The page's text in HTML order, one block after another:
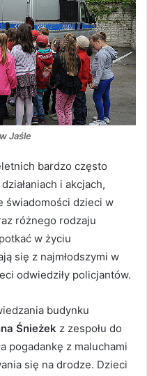
Jaśle
bardzo często
i akcjach,
świadomości dzieci w
różnego rodzaju
w życiu
się z najmłodszymi w
odwiedziły policjantów.
budynku
Śnieżek z zespołu do
pogadankę z maluchami
się na drodze. Dzieci